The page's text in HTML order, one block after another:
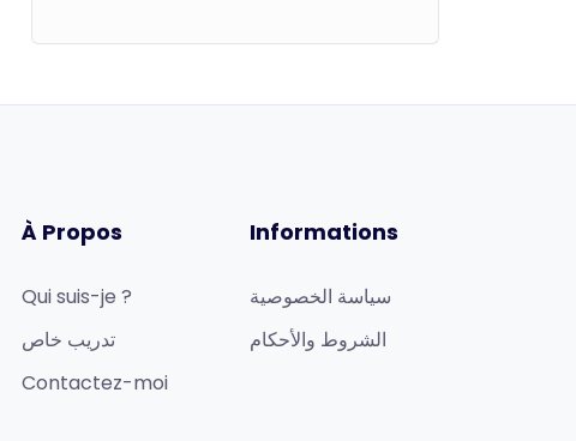
À Propos
Qui suis-je ?
تدريب خاص
Contactez-moi
Informations
سياسة الخصوصية
الشروط والأحكام